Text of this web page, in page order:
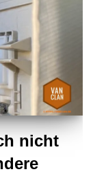
nicht